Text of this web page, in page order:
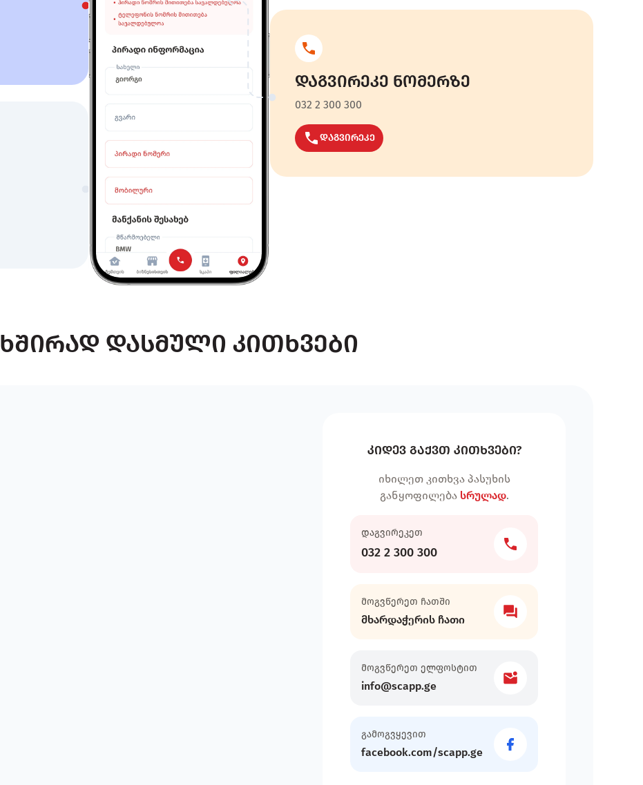
დაგვირეკე ნომერზე
032 2 300 300
დაგვირეკე
ხშირად დასმული კითხვები
კიდევ გაქვთ კითხვები?
იხილეთ კითხვა პასუხის
განყოფილება სრულად.
დაგვირეკეთ
032 2 300 300
მოგვწერეთ ჩათში
მხარდაჭერის ჩათი
მოგვწერეთ ელფოსტით
info@scapp.ge
გამოგვყევით
facebook.com/scapp.ge